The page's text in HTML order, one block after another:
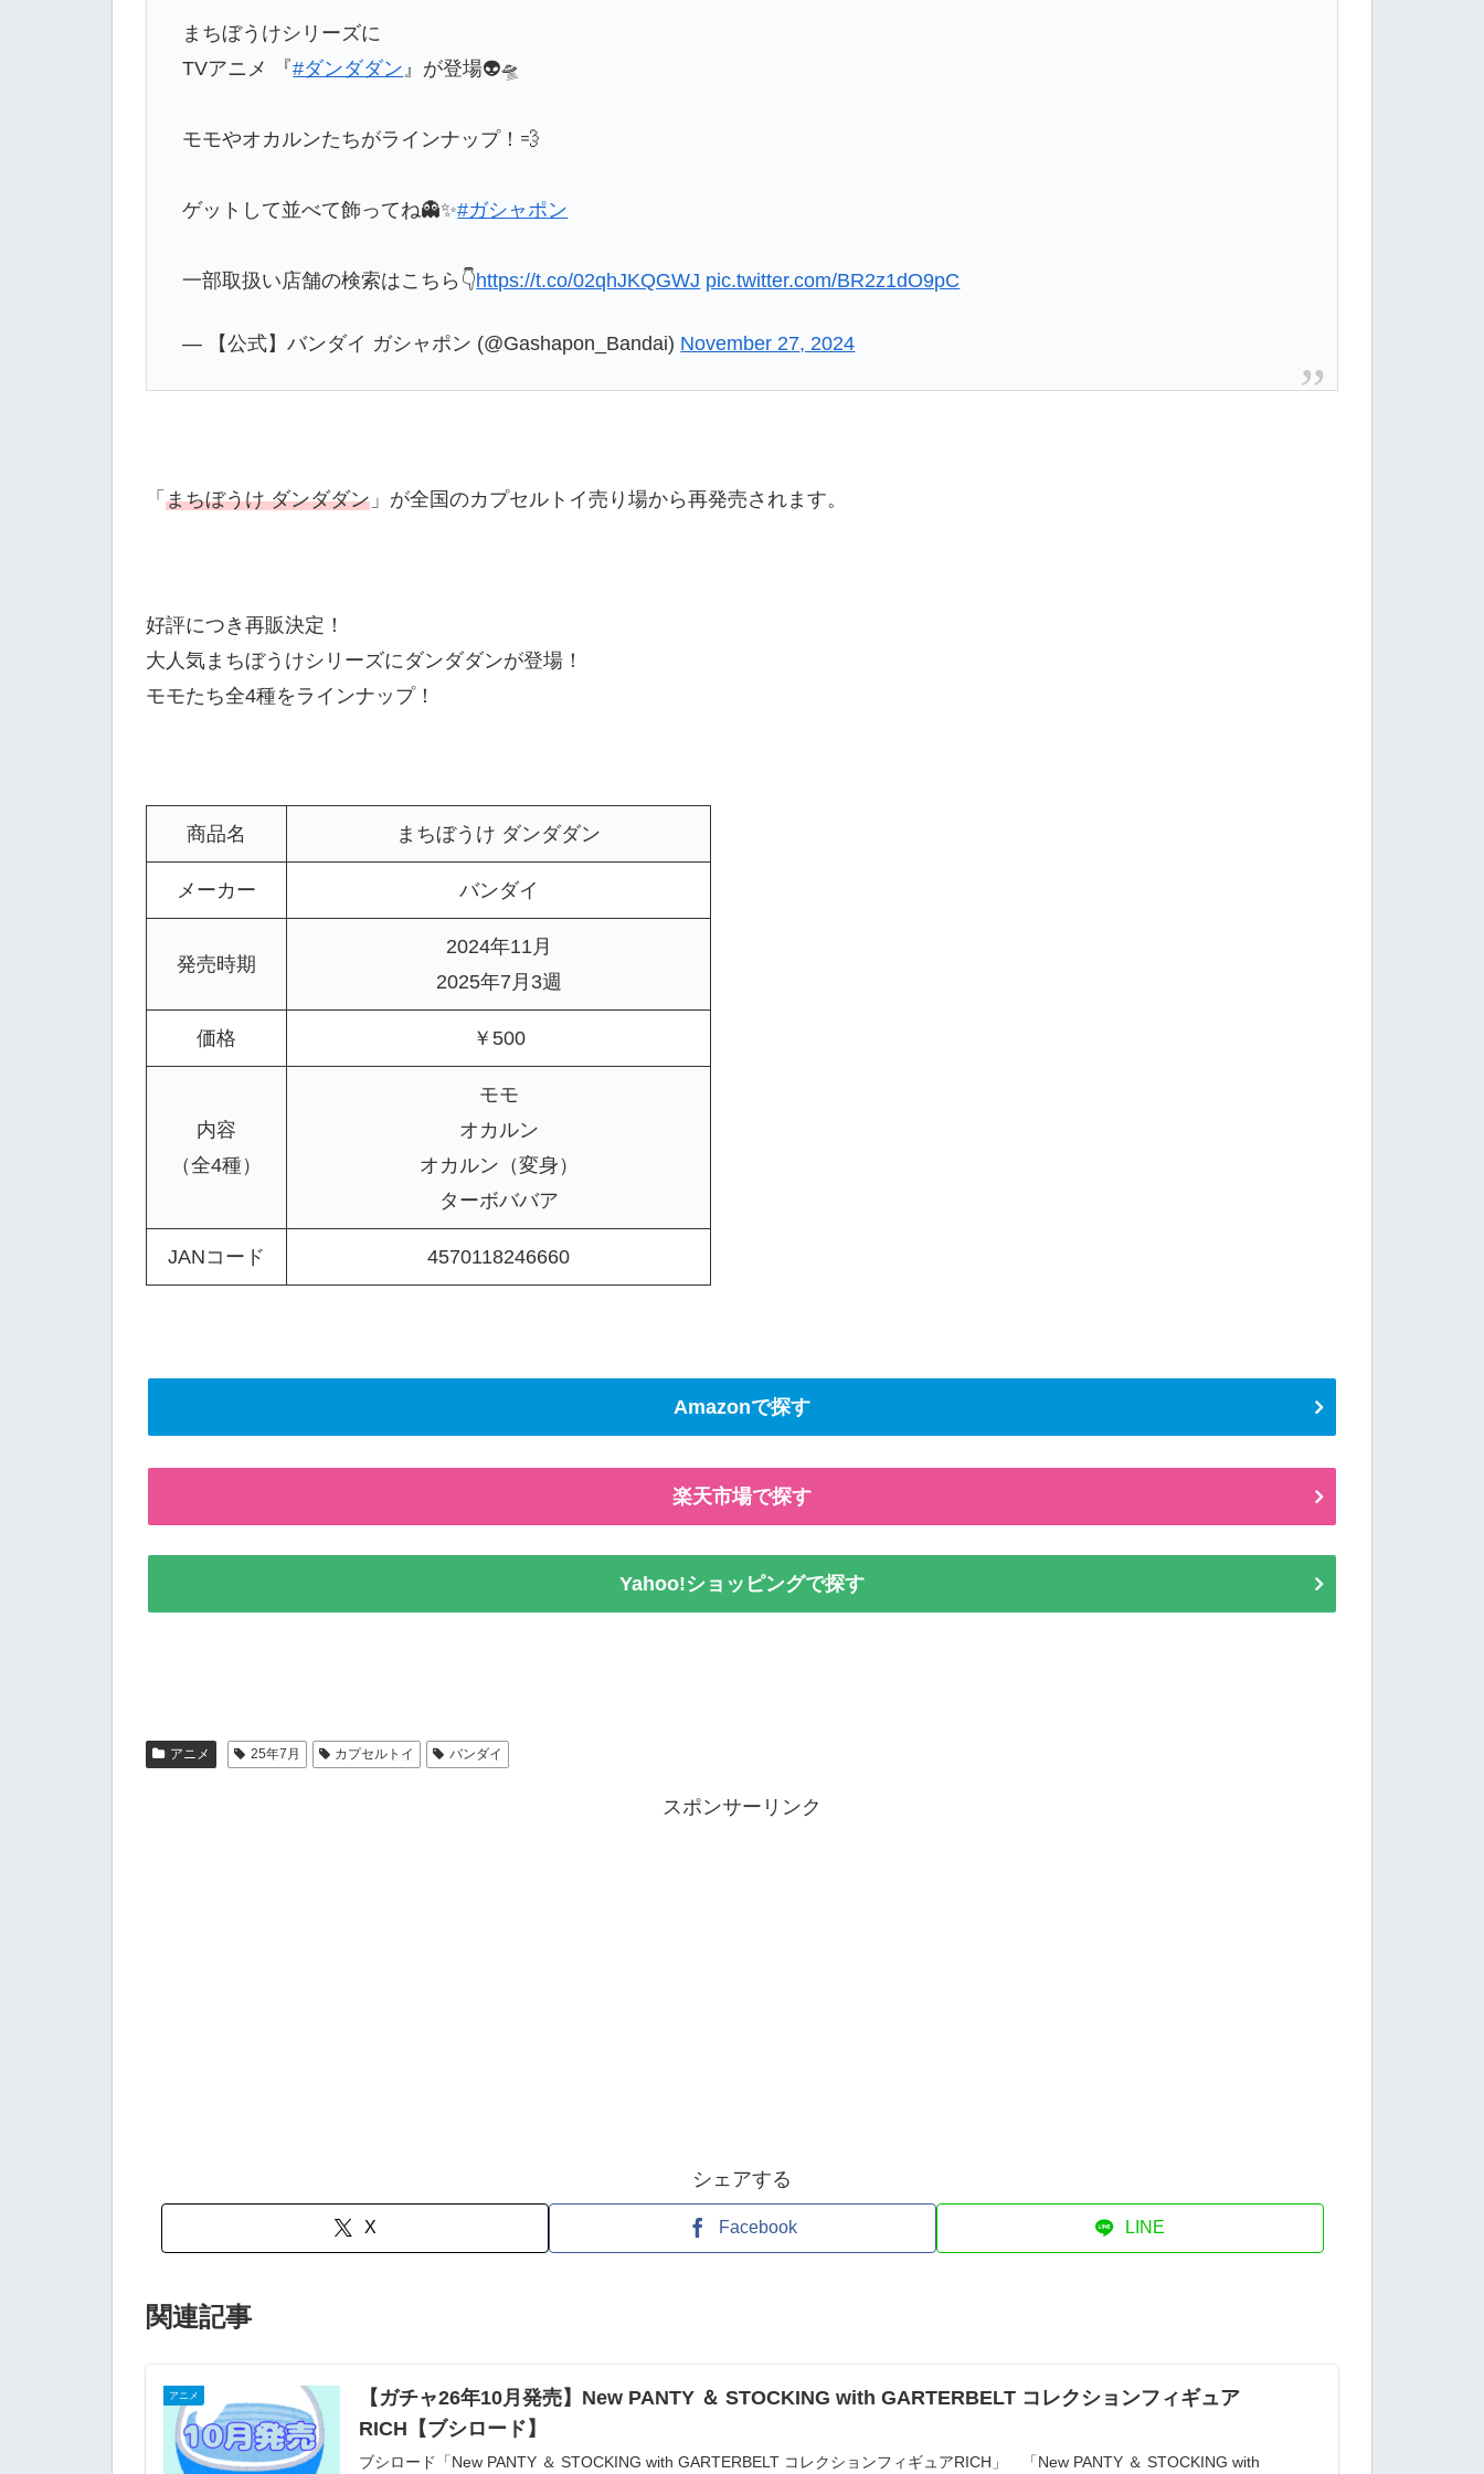
まちぼうけシリーズに
TVアニメ 『#ダンダダン』が登場👽🛸
モモやオカルンたちがラインナップ！💨
ゲットして並べて飾ってね👻✨#ガシャポン
一部取扱い店舗の検索はこちら👇https://t.co/02qhJKQGWJ pic.twitter.com/BR2z1dO9pC
— 【公式】バンダイ ガシャポン (@Gashapon_Bandai) November 27, 2024
「 まちぼうけ ダンダダン 」が全国のカプセルトイ売り場から再発売されます。
好評につき再販決定！
大人気まちぼうけシリーズにダンダダンが登場！
モモたち全4種をラインナップ！
商品名 まちぼうけ ダンダダン
メーカー バンダイ
発売時期
2024年11月
2025年7月3週
価格 ￥500
内容
（全4種）
モモ
オカルン
オカルン（変身）
ターボババア
JANコード 4570118246660
Amazonで探す
楽天市場で探す
Yahoo!ショッピングで探す
アニメ 25年7月 カプセルトイ バンダイ
スポンサーリンク
シェアする
X Facebook LINE
関連記事
アニメ
【ガチャ26年10月発売】New PANTY ＆ STOCKING with GARTERBELT コレクションフィギュア
RICH【ブシロード】
ブシロード「New PANTY ＆ STOCKING with GARTERBELT コレクションフィギュアRICH」 「New PANTY ＆ STOCKING with